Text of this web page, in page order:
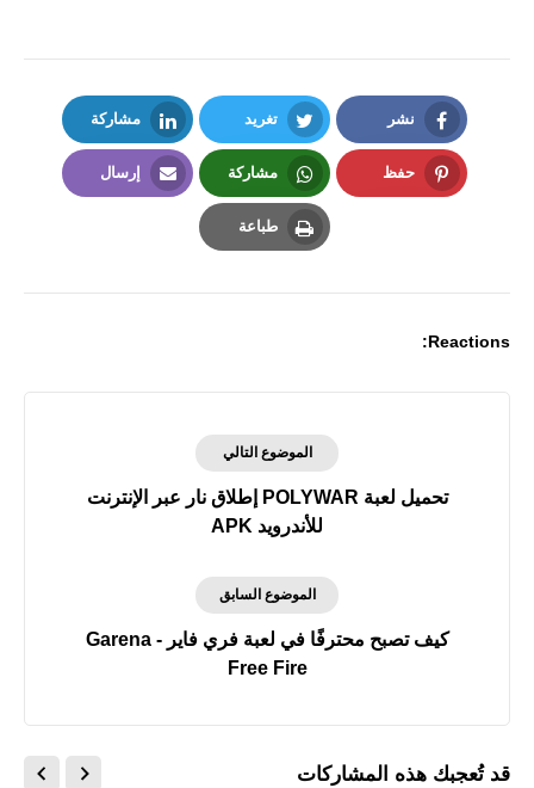
نشر
Facebook
تغريد
Twitter
مشاركة
LinkedIn
حفظ مشاركة
Whatsapp
إرسال
طباعة
Reactions:
الموضوع التالي
تحميل لعبة POLYWAR إطلاق نار عبر الإنترنت
للأندرويد APK
الموضوع السابق
كيف تصبح محترفًا في لعبة فري فاير - Garena
Free Fire
قد تُعجبك هذه المشاركات